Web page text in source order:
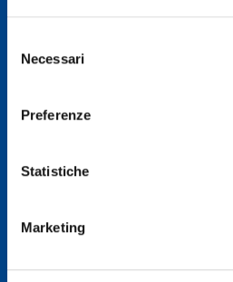
delNecessari
Preferenze
Statistiche
Marketing
Compendi
Servizio Giuridico
RT-Lab
Prodotti digitali
Banche dati